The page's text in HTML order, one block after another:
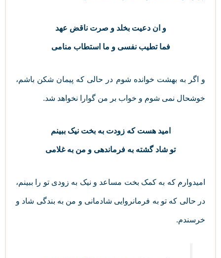
و ان دعیت بخلد و صرت ناقض عهد
فما تطیب نفسی و ما استطاب منامی
و اگر به بهشت خوانده شوم در حالی که پیمان شکن باشم،
خوشحال نمی شوم و خواب بر من گوارا نخواهد شد.
امید هست که زودت به بخت نیک ببینم
تو شاد گشته به فرماندهی و من به غلامی
امیدوارم که به کمک بخت مساعد و نیک به زودی تو را ببینم،
در حالی که تو به فرمانروایی شادمانی و من به بندگی شاد و
خرسندم.